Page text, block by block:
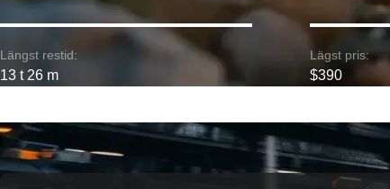
Längst restid:
13 t 26 m
Lägst pris:
$390